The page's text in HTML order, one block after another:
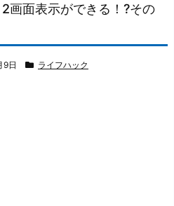
画面表示ができる！?その
9日 ライフハック